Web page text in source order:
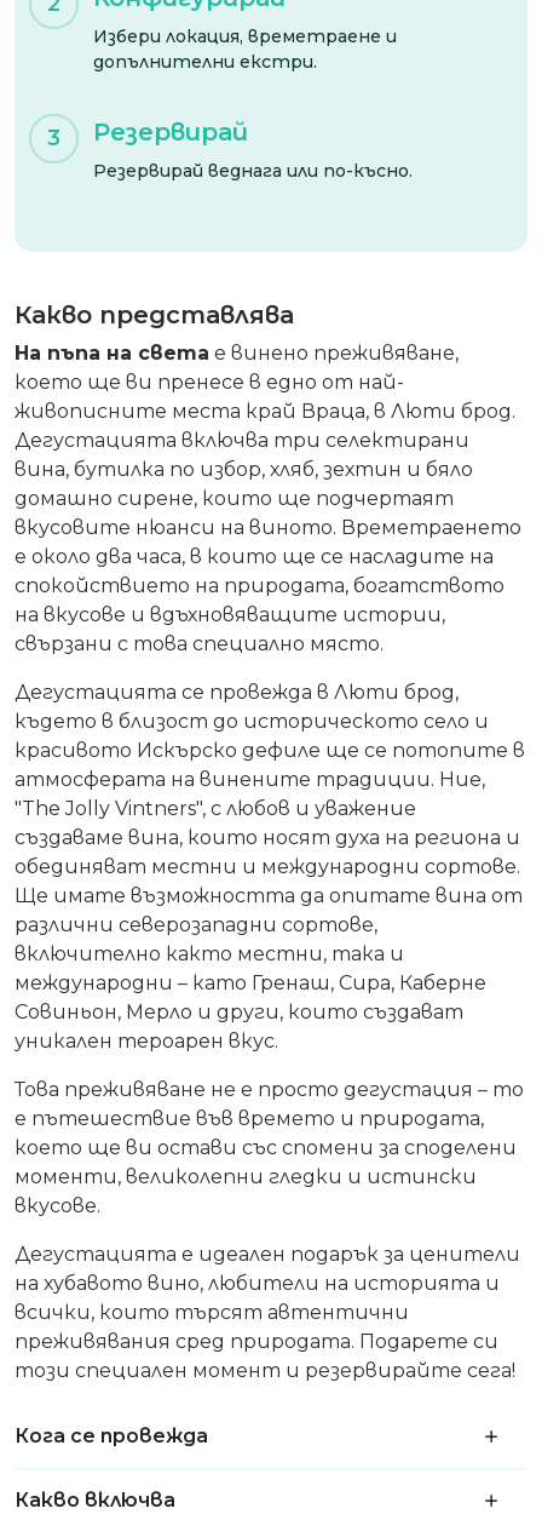
Избери локация, времетраене и
допълнителни екстри.
3 Резервирай
Резервирай веднага или по-късно.
Какво представлява
На пъпа на света е винено преживяване,
което ще ви пренесе в едно от най-
живописните места край Враца, в Люти брод.
Дегустацията включва три селектирани
вина, бутилка по избор, хляб, зехтин и бяло
домашно сирене, които ще подчертаят
вкусовите нюанси на виното. Времетраенето
е около два часа, в които ще се насладите на
спокойствието на природата, богатството
на вкусове и вдъхновяващите истории,
свързани с това специално място.
Дегустацията се провежда в Люти брод,
където в близост до историческото село и
красивото Искърско дефиле ще се потопите в
атмосферата на винените традиции. Ние,
"The Jolly Vintners", с любов и уважение
създаваме вина, които носят духа на региона и
обединяват местни и международни сортове.
Ще имате възможността да опитате вина от
различни северозападни сортове,
включително както местни, така и
международни – като Гренаш, Сира, Каберне
Совиньон, Мерло и други, които създават
уникален тероарен вкус.
Това преживяване не е просто дегустация – то
е пътешествие във времето и природата,
което ще ви остави със спомени за споделени
моменти, великолепни гледки и истински
вкусове.
Дегустацията е идеален подарък за ценители
на хубавото вино, любители на историята и
всички, които търсят автентични
преживявания сред природата. Подарете си
този специален момент и резервирайте сега!
Кога се провежда
Какво включва